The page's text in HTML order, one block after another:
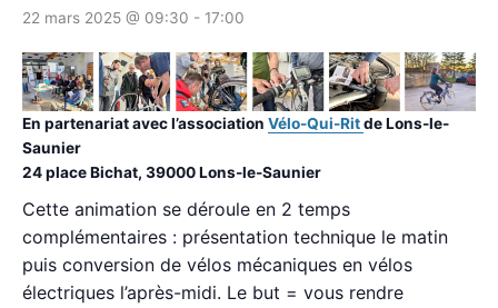
22 mars 2025 @ 09:30 - 17:00
En partenariat avec l’association Vélo-Qui-Ritde Lons-le-
Saunier
24 place Bichat, 39000 Lons-le-Saunier
Cette animation se déroule en 2 temps
complémentaires : présentation technique le matin
puis conversion de vélos mécaniques en vélos
électriques l’après-midi. Le but = vous rendre